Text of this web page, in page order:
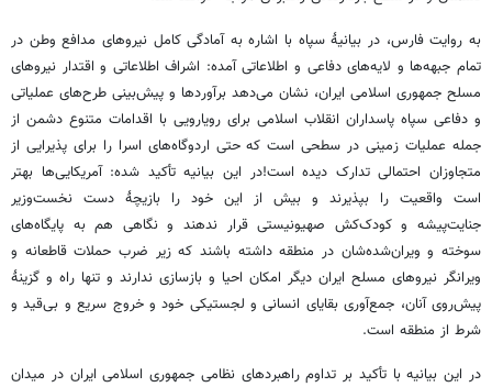
به روایت فارس، در بیانیۀ سپاه با اشاره به آمادگی کامل نیروهای مدافع وطن در
تمام جبهه‌ها و لایه‌های دفاعی و اطلاعاتی آمده: اشراف اطلاعاتی و اقتدار نیروهای
مسلح جمهوری اسلامی ایران، نشان می‌دهد برآوردها و پیش‌بینی‌ طرح‌های عملیاتی
و دفاعی سپاه پاسداران انقلاب اسلامی برای رویارویی با اقدامات متنوع دشمن از
جمله عملیات زمینی در سطحی است که حتی اردوگاه‌های اسرا را برای پذیرایی از
متجاوزان احتمالی تدارک دیده است!در این بیانیه تأکید شده: آمریکایی‌ها بهتر
است واقعیت را بپذیرند و بیش از این خود را بازیچۀ دست نخست‌وزیر
جنایت‌پیشه و کودک‌کش صهیونیستی قرار ندهند و نگاهی هم به پایگاه‌های
سوخته و ویران‌شده‌شان در منطقه داشته باشند که زیر ضرب حملات قاطعانه و
ویرانگر نیروهای مسلح ایران دیگر امکان احیا و بازسازی ندارند و تنها راه و گزینۀ
پیش‌روی آنان، جمع‌آوری بقایای انسانی و لجستیکی خود و خروج سریع و بی‌قید و
شرط از منطقه است.
در این بیانیه با تأکید بر تداوم راهبردهای نظامی جمهوری اسلامی ایران در میدان